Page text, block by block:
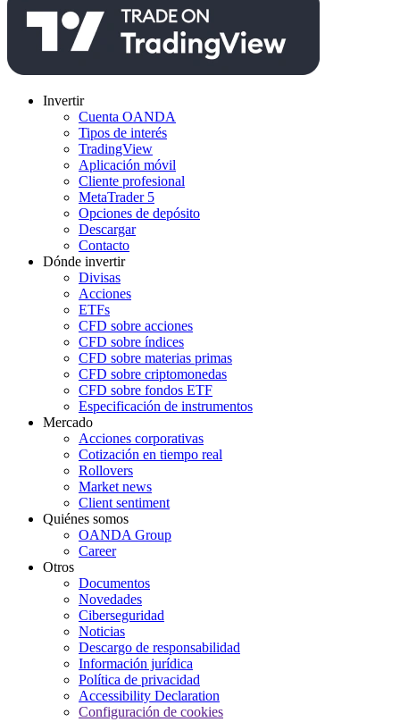
Invertir
Cuenta OANDA
Tipos de interés
TradingView
Aplicación móvil
Cliente profesional
MetaTrader 5
Opciones de depósito
Descargar
Contacto
Dónde invertir
Divisas
Acciones
ETFs
CFD sobre acciones
CFD sobre índices
CFD sobre materias primas
CFD sobre criptomonedas
CFD sobre fondos ETF
Especificación de instrumentos
Mercado
Acciones corporativas
Cotización en tiempo real
Rollovers
Market news
Client sentiment
Quiénes somos
OANDA Group
Career
Otros
Documentos
Novedades
Ciberseguridad
Noticias
Descargo de responsabilidad
Información jurídica
Política de privacidad
Accessibility Declaration
Configuración de cookies